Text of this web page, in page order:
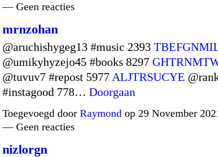
— Geen reacties
mrnzohan
@aruchishygeg13 #music 2393
@umikyhyzejo45 #books 8297
@tuvuv7 #repost 5977ALJTRSUCYE
#instagood 778… Doorgaan
Toegevoegd door Raymond op 29 November
— Geen reacties
nizlorgn